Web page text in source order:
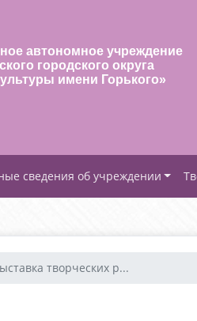
автономное учреждение
городского округа
имени Горького»
сведения об учреждении
творческих р...